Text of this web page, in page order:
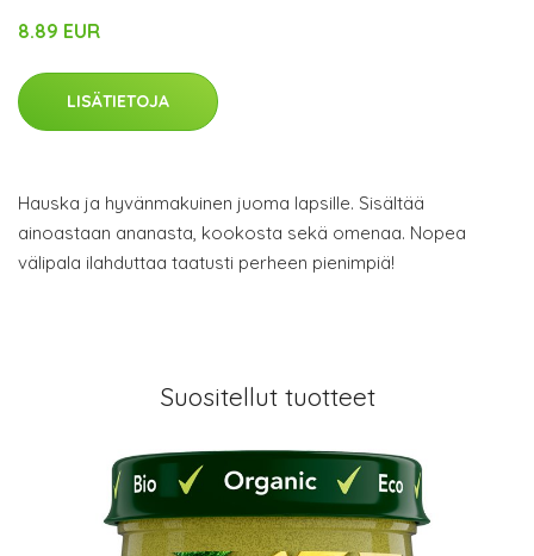
8.89 EUR
LISÄTIETOJA
Hauska ja hyvänmakuinen juoma lapsille. Sisältää
ainoastaan ananasta, kookosta sekä omenaa. Nopea
välipala ilahduttaa taatusti perheen pienimpiä!
Suositellut tuotteet